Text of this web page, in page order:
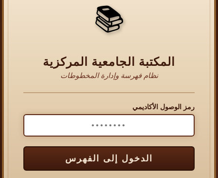
📚
المكتبة الجامعية المركزية
نظام فهرسة وإدارة المخطوطات
رمز الوصول الأكاديمي
الدخول إلى الفهرس